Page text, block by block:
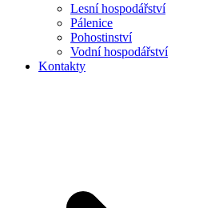
Lesní hospodářství
Pálenice
Pohostinství
Vodní hospodářství
Kontakty